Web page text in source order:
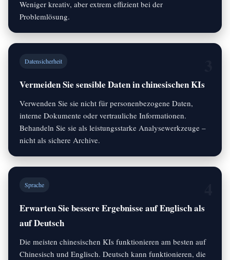
Weniger kreativ, aber extrem effizient bei der
Problemlösung.
Datensicherheit
Vermeiden Sie sensible Daten in chinesischen KIs
Verwenden Sie sie nicht für personenbezogene Daten,
interne Dokumente oder vertrauliche Informationen.
Behandeln Sie sie als leistungsstarke Analysewerkzeuge –
nicht als sichere Archive.
Sprache
Erwarten Sie bessere Ergebnisse auf Englisch als
auf Deutsch
Die meisten chinesischen KIs funktionieren am besten auf
Chinesisch und Englisch. Deutsch kann funktionieren, die